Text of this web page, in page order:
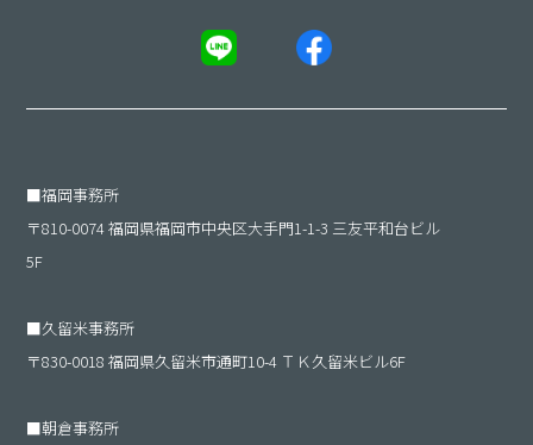
■福岡事務所
〒810-0074 福岡県福岡市中央区大手門1-1-3 三友平和台ビル
5F
■久留米事務所
〒830-0018 福岡県久留米市通町10-4 ＴＫ久留米ビル6F
■朝倉事務所